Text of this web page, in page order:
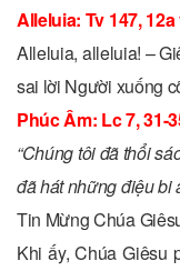
Alleluia: Tv 147, 12a
Alleluia, alleluia! –
sai lời Người xuống
Phúc Âm: Lc 7, 31-
“Chúng tôi đã thổi
đã hát những điệu bi
Tin Mừng Chúa
Khi ấy, Chúa Giêsu